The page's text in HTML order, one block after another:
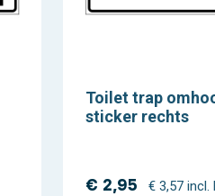
Toilet trap
sticker rechts
€ 2,95 € 3,57 incl.